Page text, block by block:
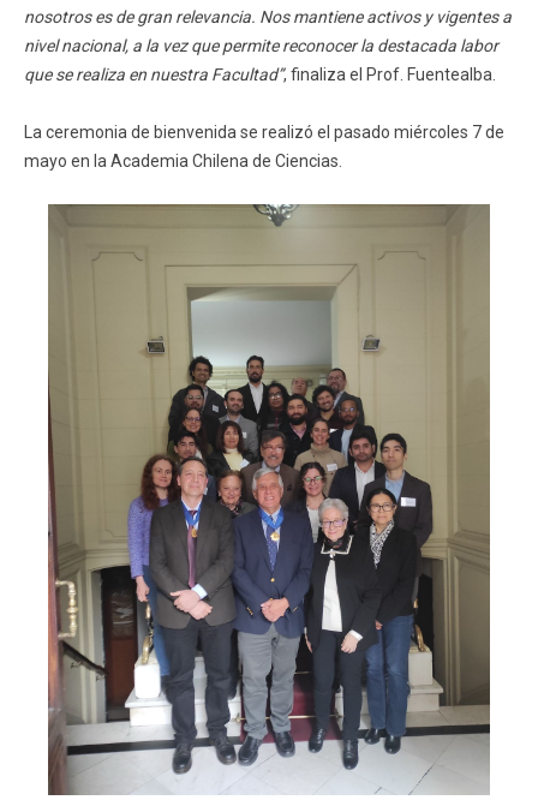
nosotros es de gran relevancia. Nos mantiene activos y vigentes a
nivel nacional, a la vez que permite reconocer la destacada labor
que se realiza en nuestra Facultad”, finaliza el Prof. Fuentealba.
La ceremonia de bienvenida se realizó el pasado miércoles 7 de
mayo en la Academia Chilena de Ciencias.